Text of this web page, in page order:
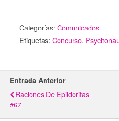
Categorías: Comunicados
Etiquetas: Concurso,
Entrada Anterior
Raciones De Epildoritas
#67